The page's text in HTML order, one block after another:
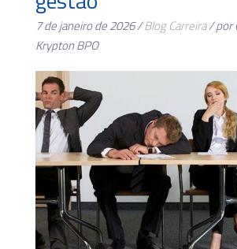
7 de janeiro de 2026 /Blog Carreira/ por
Krypton BPO